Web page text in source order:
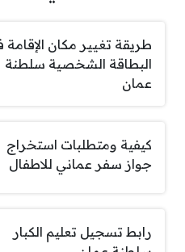
طريقة تغيير مكان
البطاقة الشخصية سلطنة
عمان
كيفية ومتطلبات استخراج
جواز سفر عماني للاطفال
رابط تسجيل تعليم الكبار